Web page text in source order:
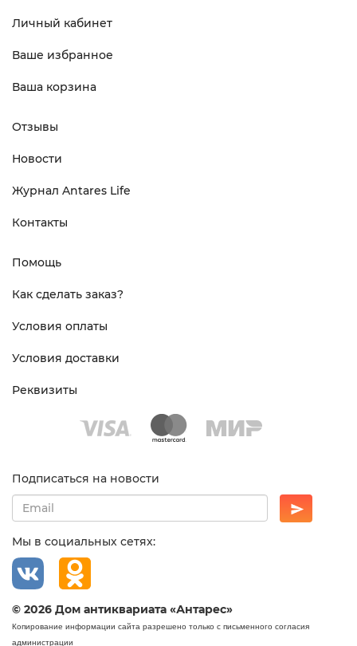
Личный кабинет
Ваше избранное
Ваша корзина
Отзывы
Новости
Журнал Antares Life
Контакты
Помощь
Как сделать заказ?
Условия оплаты
Условия доставки
Реквизиты
Подписаться на новости
Мы в социальных сетях:
© 2026 Дом антиквариата «Антарес»
Копирование информации сайта разрешено только с письменного согласия
администрации